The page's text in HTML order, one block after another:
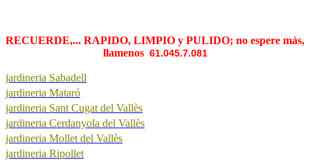
RECUERDE,... RAPIDO, LIMPIO y PULIDO; no espere más,
llamenos 61.045.7.081
jardineria Sabadell
jardineria Mataró
jardineria Sant Cugat del Vallès
jardineria Cerdanyola del Vallès
jardineria Mollet del Vallès
jardineria Ripollet